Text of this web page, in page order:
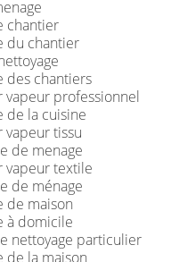
chantier
du chantier
des chantiers
vapeur professionnel
de la cuisine
vapeur tissu
de menage
vapeur textile
de ménage
de maison
à domicile
nettoyage particulier
de la maison